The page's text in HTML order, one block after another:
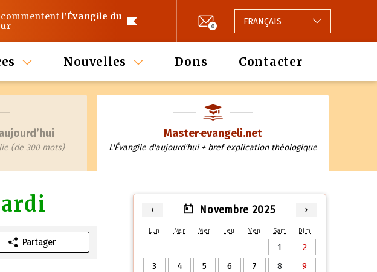
commententl'Évangile du
0 FRANÇAIS
Nouvelles Dons Contacter
(de 300 mots)
Master·evangeli.net
L'Évangile d'aujourd'hui + bref explication théologique
Partager
‹ Novembre 2025 ›
Lun Mar Mer Jeu Ven Sam Dim
1
2
3
4 5 6 7 8
9